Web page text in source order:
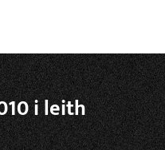
i leith